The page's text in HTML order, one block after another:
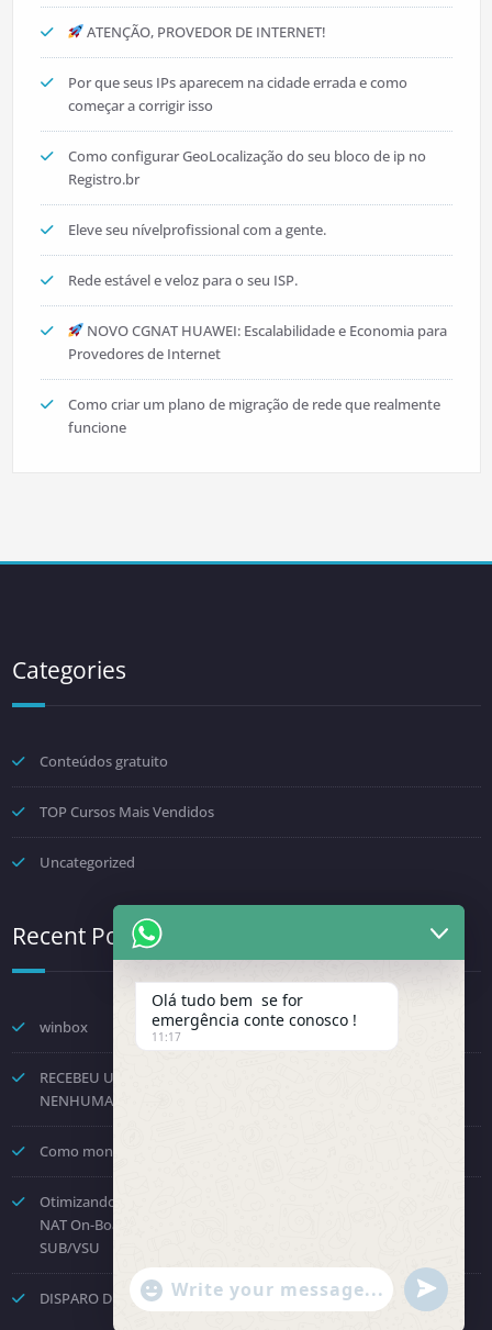
ATENÇÃO, PROVEDOR DE INTERNET!
Por que seus IPs aparecem na cidade errada e como
começar a corrigir isso
Como configurar GeoLocalização do seu bloco de ip no
Registro.br
Eleve seu nívelprofissional com a gente.
Rede estável e veloz para o seu ISP.
NOVO CGNAT HUAWEI: Escalabilidade e Economia para
Provedores de Internet
Como criar um plano de migração de rede que realmente
funcione
Categories
Conteúdos gratuito
TOP Cursos Mais Vendidos
Uncategorized
Recent Posts
winbox
RECEBEU UMA NOTIFICAÇÃO DA FENINFRA? NÃO TOME
NENHUMA DECISÃO POR PRESSÃO.
Como montar um provedor com a Starlink? Passo a passo!
Otimizando o Roteamento e Processamento: Como Desabilitar o
NAT On-Board no Huawei NE8000 e Direcionar para a Placa
SUB/VSU
DISPARO DE COBRANÇAS – API OFICIAL WHATSAPP
Olá tudo bem se for
emergência conte conosco !
11:17
"+chaty_settings.lang.emoji_picker+"
WhatsApp Message
undefined